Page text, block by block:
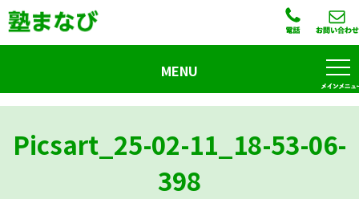
Picsart_25-02-11_18-53-06-
398
MENU